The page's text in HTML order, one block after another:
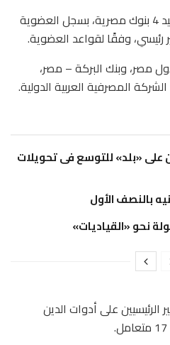
قررت البورصة المصرية قبول قيد 4 بنوك مصرية، بسجل العضوية
رئيسي، وفقًا لقواعد العضوية.
مصر، وبنك البركة – مصر،
المصرفية العربية الدولية.
«بلد» للتوسع فى تحويلات
نحو «القياديات»
على أدوات الدين